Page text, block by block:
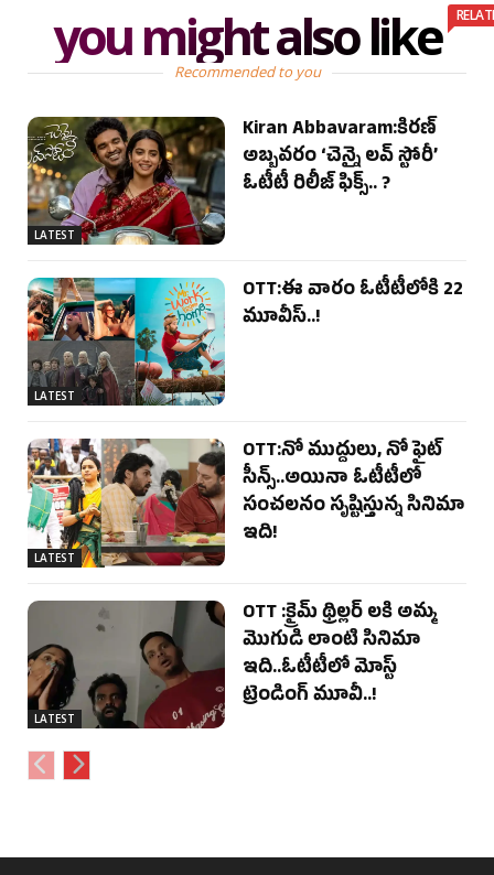
you might also like
Recommended to you
LATEST
Kiran Abbavaram:కిరణ్
అబ్బవరం ‘చెన్నై లవ్ స్టోరీ’
ఓటీటీ రిలీజ్ ఫిక్స్.. ?
LATEST
OTT:ఈ వారం ఓటీటీలోకి 22
మూవీస్..!
LATEST
OTT:నో ముద్దులు, నో ఫైట్
సీన్స్..అయినా ఓటీటీలో
సంచలనం సృష్టిస్తున్న సినిమా
ఇది!
LATEST
OTT :క్రైమ్ థ్రిల్లర్ లకి అమ్మ
మొగుడి లాంటి సినిమా
ఇది..ఓటీటీలో మోస్ట్
ట్రెండింగ్ మూవీ..!